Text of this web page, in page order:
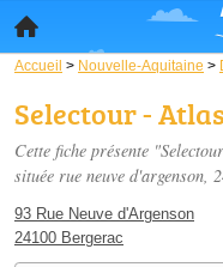
Accueil > Nouvelle-Aquitaine >
Selectour -
Cette fiche présente
située rue neuve d'argenson,
93 Rue Neuve d'Argenson
24100 Bergerac